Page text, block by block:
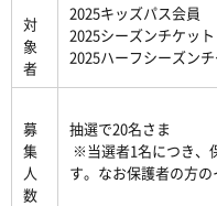
対
象
者
2025キッズパス会員
2025シーズンチケッ
2025ハーフシーズン
募
集
人
数
抽選で20名さま
※当選者1名につき、
す。なお保護者の方の